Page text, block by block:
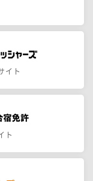
イト
ト